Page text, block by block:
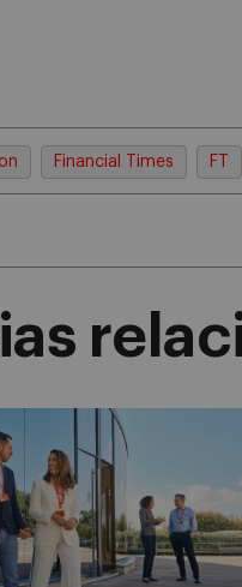
Financial Times FT